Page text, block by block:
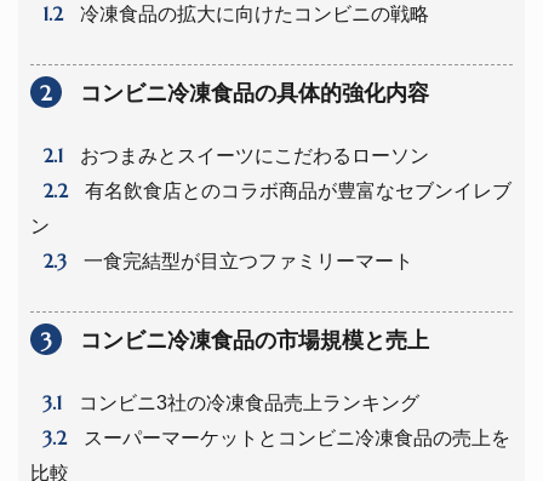
1.2 冷凍食品の拡大に向けたコンビニの戦略
2 コンビニ冷凍食品の具体的強化内容
2.1 おつまみとスイーツにこだわるローソン
2.2
有名飲食店とのコラボ商品が豊富なセブンイレブ
ン
2.3 一食完結型が目立つファミリーマート
3 コンビニ冷凍食品の市場規模と売上
3.1 コンビニ3社の冷凍食品売上ランキング
3.2
スーパーマーケットとコンビニ冷凍食品の売上を
比較